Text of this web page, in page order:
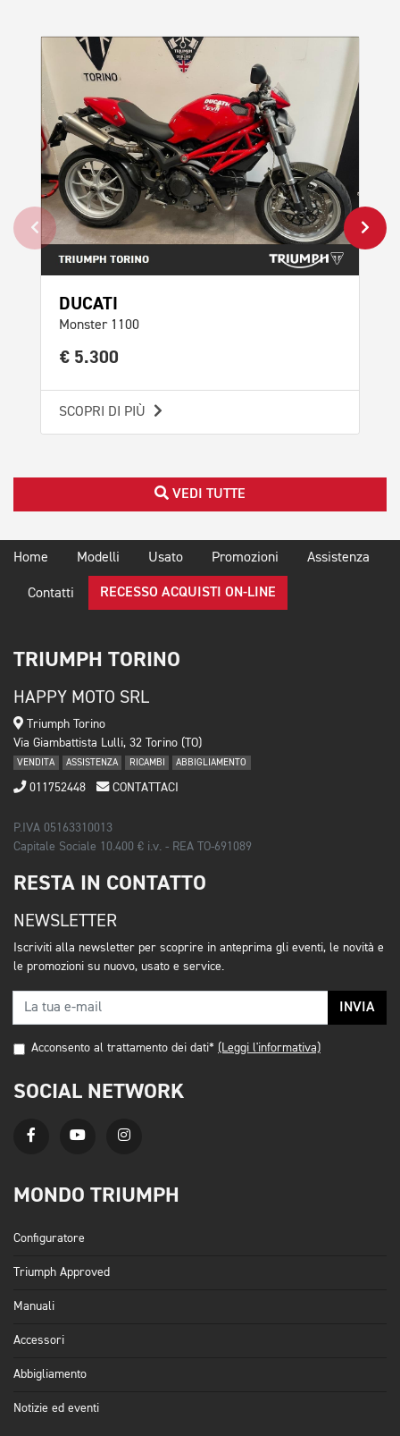
DUCATI
Monster 1100
€ 5.300
SCOPRI DI PIÙ
VEDI TUTTE
Home Modelli Usato Promozioni Assistenza
Contatti RECESSO ACQUISTI ON-LINE
TRIUMPH TORINO
HAPPY MOTO SRL
Triumph Torino
Via Giambattista Lulli, 32 Torino (TO)
VENDITA ASSISTENZA RICAMBI ABBIGLIAMENTO
011752448 CONTATTACI
P.IVA 05163310013
Capitale Sociale 10.400 € i.v. - REA TO-691089
RESTA IN CONTATTO
NEWSLETTER
Iscriviti alla newsletter per scoprire in anteprima gli eventi, le novità e
le promozioni su nuovo, usato e service.
INVIA
Acconsento al trattamento dei dati* (Leggi l'informativa)
SOCIAL NETWORK
MONDO TRIUMPH
Configuratore
Triumph Approved
Manuali
Accessori
Abbigliamento
Notizie ed eventi